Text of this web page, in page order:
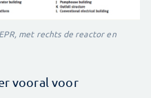
met rechts de reactor en
vooral voor